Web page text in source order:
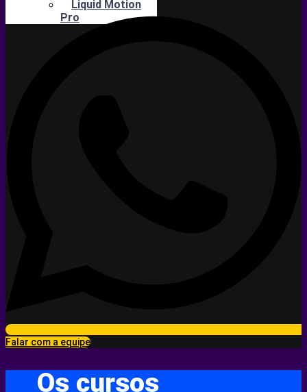
Liquid Motion
Pro
Falar com a equipe
Os cursos